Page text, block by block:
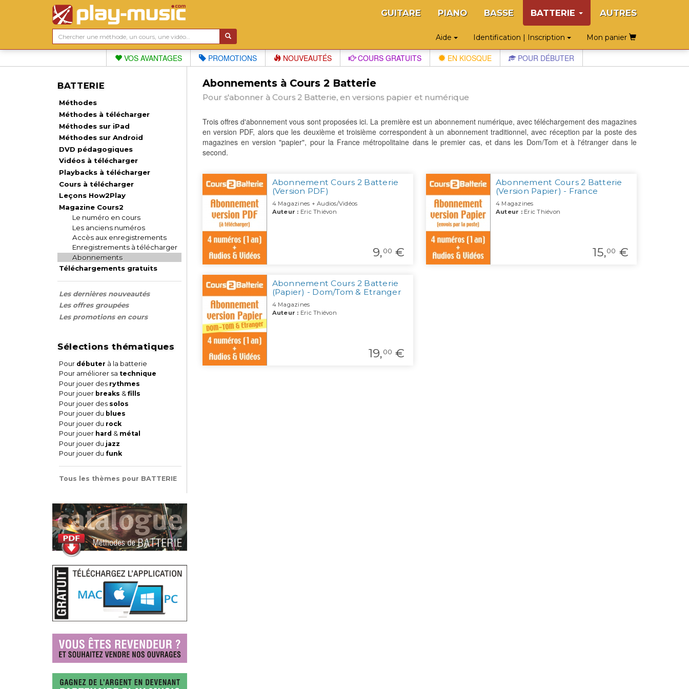
GUITARE PIANO BASSE BATTERIE AUTRES
Aide Identification | Inscription Mon panier
VOS AVANTAGES PROMOTIONS NOUVEAUTÉS COURS GRATUITS EN KIOSQUE POUR DÉBUTER
BATTERIE
Méthodes
Méthodes à télécharger
Méthodes sur iPad
Méthodes sur Android
DVD pédagogiques
Vidéos à télécharger
Playbacks à télécharger
Cours à télécharger
Leçons How2Play
Magazine Cours2
Le numéro en cours
Les anciens numéros
Accès aux enregistrements
Enregistrements à télécharger
Abonnements
Téléchargements gratuits
Les dernières nouveautés
Les offres groupées
Les promotions en cours
Sélections thématiques
Pour débuter à la batterie
Pour améliorer sa technique
Pour jouer des rythmes
Pour jouer breaks & fills
Pour jouer des solos
Pour jouer du blues
Pour jouer du rock
Pour jouer hard & métal
Pour jouer du jazz
Pour jouer du funk
Tous les thèmes pour BATTERIE
Abonnements à Cours 2 Batterie
Pour s'abonner à Cours 2 Batterie, en versions papier et numérique
Trois offres d'abonnement vous sont proposées ici. La première est un abonnement numérique, avec téléchargement des magazines
en version PDF, alors que les deuxième et troisième correspondent à un abonnement traditionnel, avec réception par la poste des
magazines en version "papier", pour la France métropolitaine dans le premier cas, et dans les Dom/Tom et à l'étranger dans le
second.
Abonnement Cours 2 Batterie
(Version PDF)
4 Magazines + Audios/Vidéos
Auteur : Eric Thiévon
9,00 €
Abonnement Cours 2 Batterie
(Version Papier) - France
4 Magazines
Auteur :Eric Thiévon
15,00 €
Abonnement Cours 2 Batterie
(Papier) - Dom/Tom & Etranger
4 Magazines
Auteur : Eric Thiévon
19,00 €